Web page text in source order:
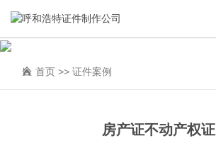
首页 >> 证件案例
房产证不动产权证